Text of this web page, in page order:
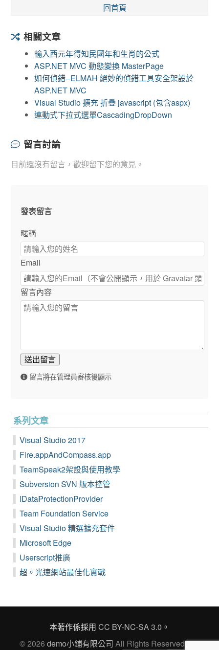
回首頁
相關文章
輸入西元年得知民國年和生肖的公式
ASP.NET MVC 動態變換 MasterPage
如何偵錯--ELMAH 絕妙的偵錯工具安全架設於
ASP.NET MVC
Visual Studio 擴充 折疊 javascript (包含aspx)
連動式下拉式選單CascadingDropDown
留言討論
目前還沒有留言，歡迎留下您的意見。
發表留言
暱稱
Email
留言內容
送出留言
留言將在管理員審核後顯示
系列文章
Visual Studio 2017
Fire.appAndCompass.app
TeamSpeak2架設與使用教學
Subversion SVN 版本控管
IDataProtectionProvider
Team Foundation Service
Visual Studio 精選擴充套件
Microsoft Edge
Userscript推廣
超。光速網站最佳化實戰
本著作係採用 CC BY-NC-SA 3.0 。
© 2026 demo小鋪有限公司 All Rights Reserved Ver.